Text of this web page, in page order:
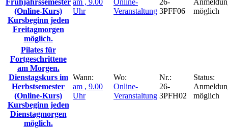
(Online-Kurs)
Kursbeginn jeden
Freitagmorgen
möglich.
Uhr
Veranstaltung 3PFF06
möglich
Pilates für
Fortgeschrittene
am Morgen.
Dienstagskurs im
Herbstsemester
(Online-Kurs)
Kursbeginn jeden
Dienstagmorgen
möglich.
Wann:
am , 9.00
Uhr
Wo:
Online-
Veranstaltung
Nr.:
26-
3PFH02
Status:
möglich